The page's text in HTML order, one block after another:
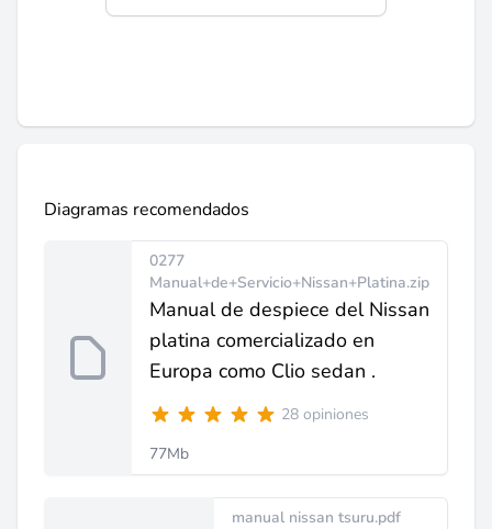
Diagramas recomendados
0277
Manual+de+Servicio+Nissan+Platina.zip
Manual de despiece del Nissan
platina comercializado en
Europa como Clio sedan .
28 opiniones
77Mb
manual nissan tsuru.pdf